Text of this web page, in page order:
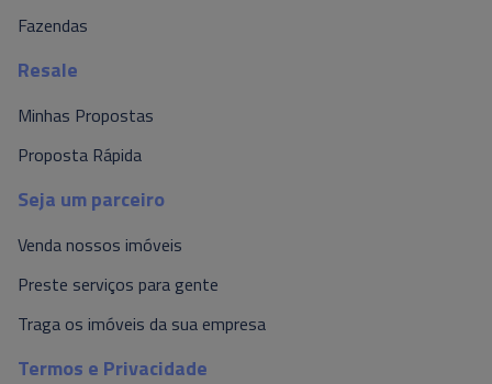
Fazendas
Resale
Minhas Propostas
Proposta Rápida
Seja um parceiro
Venda nossos imóveis
Preste serviços para gente
Traga os imóveis da sua empresa
Termos e Privacidade